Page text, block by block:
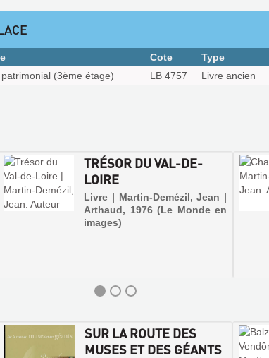
Cote Type
(3ème étage) LB 4757 Livre ancien
TRÉSOR DU VAL-DE-
LOIRE
Livre | Martin-Demézil, Jean |
Arthaud, 1976 (Le Monde en
images)
SUR LA ROUTE DES
MUSES ET DES GÉANTS